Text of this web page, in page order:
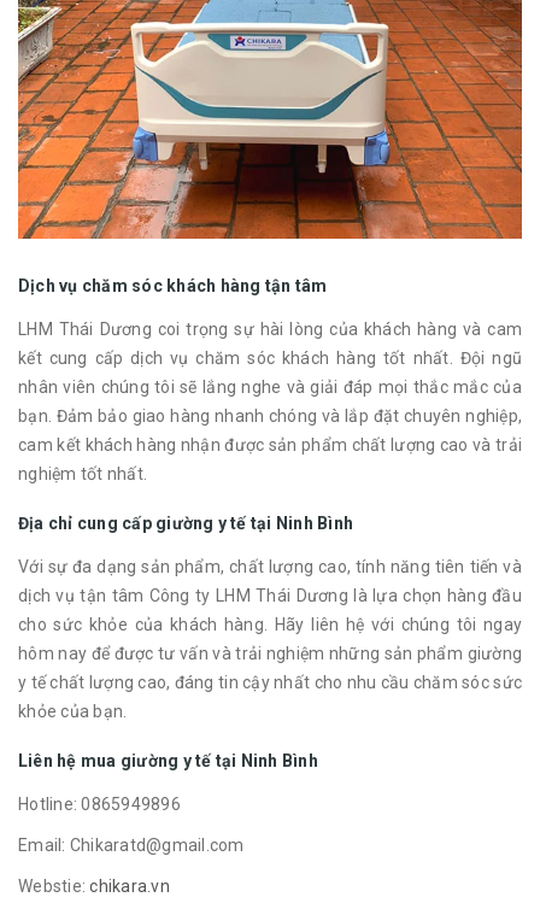
Dịch vụ chăm sóc khách hàng tận tâm
LHM Thái Dương coi trọng sự hài lòng của khách hàng và cam
kết cung cấp dịch vụ chăm sóc khách hàng tốt nhất. Đội ngũ
nhân viên chúng tôi sẽ lắng nghe và giải đáp mọi thắc mắc của
bạn. Đảm bảo giao hàng nhanh chóng và lắp đặt chuyên nghiệp,
cam kết khách hàng nhận được sản phẩm chất lượng cao và trải
nghiệm tốt nhất.
Địa chỉ cung cấp giường y tế tại Ninh Bình
Với sự đa dạng sản phẩm, chất lượng cao, tính năng tiên tiến và
dịch vụ tận tâm Công ty LHM Thái Dương là lựa chọn hàng đầu
cho sức khỏe của khách hàng. Hãy liên hệ với chúng tôi ngay
hôm nay để được tư vấn và trải nghiệm những sản phẩm giường
y tế chất lượng cao, đáng tin cậy nhất cho nhu cầu chăm sóc sức
khỏe của bạn.
Liên hệ mua giường y tế tại Ninh Bình
Hotline: 0865949896
Email: Chikaratd@gmail.com
Webstie:chikara.vn